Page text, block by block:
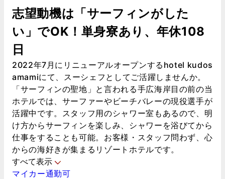
志望動機は「サーフィンがした
い」でOK！単身寮あり、年休108
日
2022年7月にリニューアルオープンするhotel kudos
amamiにて、スーシェフとしてご活躍しませんか。
「サーフィンの聖地」と言われる手広海岸目の前の当
ホテルでは、サーファーやビーチバレーの現役選手が
活躍中です。スタッフ用のシャワー室もあるので、明
け方からサーフィンを楽しみ、シャワーを浴びてから
仕事をすることも可能。お客様・スタッフ問わず、心
からの海好きが集まるリゾートホテルです。
すべて表示
マイカー通勤可